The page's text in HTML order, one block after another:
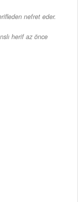
nefret eder.
herif az önce